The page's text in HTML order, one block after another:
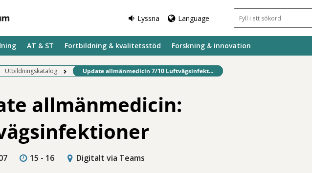
Lyssna Language Sökfält
AT & ST Fortbildning & kvalitetsstöd Forskning & innovation
Utbildningskatalog Befintlig sida:
Update allmänmedicin 7/10 Luftvägsinfekt...
allmänmedicin:
15 - 16 Digitalt via Teams